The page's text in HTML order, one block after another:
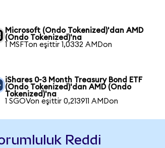
Microsoft (Ondo Tokenized)'dan AMD
(Ondo Tokenized)'na
1 MSFTon eşittir 1,0332 AMDon
iShares 0-3 Month Treasury Bond ETF
(Ondo Tokenized)'dan AMD (Ondo
Tokenized)'na
1 SGOVon eşittir 0,213911 AMDon
Reddi